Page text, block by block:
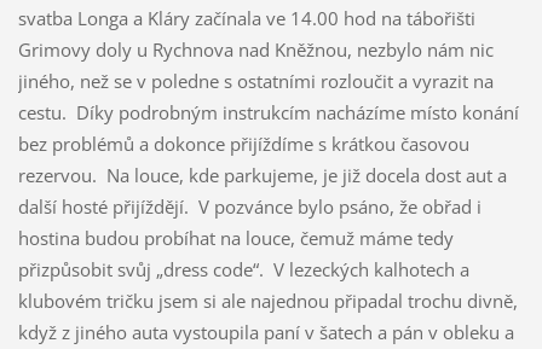
svatba Longa a Kláry začínala ve 14.00 hod na tábořišti
Grimovy doly u Rychnova nad Kněžnou, nezbylo nám nic
jiného, než se v poledne s ostatními rozloučit a vyrazit na
cestu. Díky podrobným instrukcím nacházíme místo konání
bez problémů a dokonce přijíždíme s krátkou časovou
rezervou. Na louce, kde parkujeme, je již docela dost aut a
další hosté přijíždějí. V pozvánce bylo psáno, že obřad i
hostina budou probíhat na louce, čemuž máme tedy
přizpůsobit svůj „dress code“. V lezeckých kalhotech a
klubovém tričku jsem si ale najednou připadal trochu divně,
když z jiného auta vystoupila paní v šatech a pán v obleku a